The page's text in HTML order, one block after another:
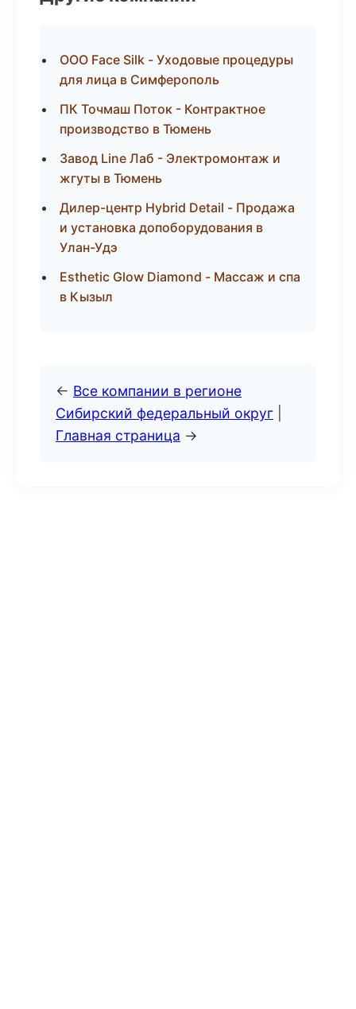
ООО Face Silk - Уходовые процедуры
для лица в Симферополь
ПК Точмаш Поток - Контрактное
производство в Тюмень
Завод Line Лаб - Электромонтаж и
жгуты в Тюмень
Дилер-центр Hybrid Detail - Продажа
и установка допоборудования в
Улан-Удэ
Esthetic Glow Diamond - Массаж и спа
в Кызыл
← Все компании в регионе
Сибирский федеральный округ
Главная страница →